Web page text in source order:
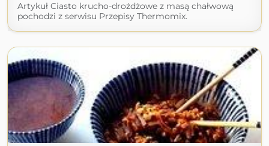
Artykuł Ciasto krucho-drożdżowe z masą chałwową
pochodzi z serwisu Przepisy Thermomix.